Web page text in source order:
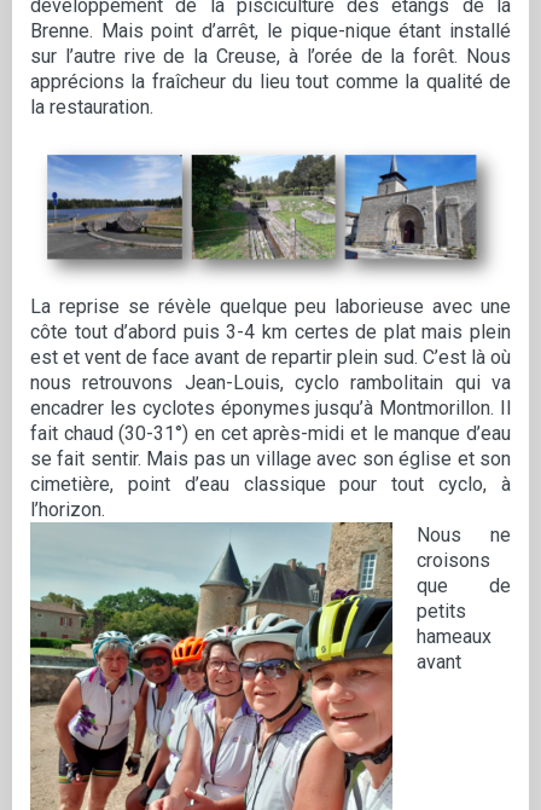
développement de la pisciculture des étangs de la
Brenne. Mais point d’arrêt, le pique-nique étant installé
sur l’autre rive de la Creuse, à l’orée de la forêt. Nous
apprécions la fraîcheur du lieu tout comme la qualité de
la restauration.
La reprise se révèle quelque peu laborieuse avec une
côte tout d’abord puis 3-4 km certes de plat mais plein
est et vent de face avant de repartir plein sud. C’est là où
nous retrouvons Jean-Louis, cyclo rambolitain qui va
encadrer les cyclotes éponymes jusqu’à Montmorillon. Il
fait chaud (30-31°) en cet après-midi et le manque d’eau
se fait sentir. Mais pas un village avec son église et son
cimetière, point d’eau classique pour tout cyclo, à
l’horizon.
Nous ne
croisons
que de
petits
hameaux
avant